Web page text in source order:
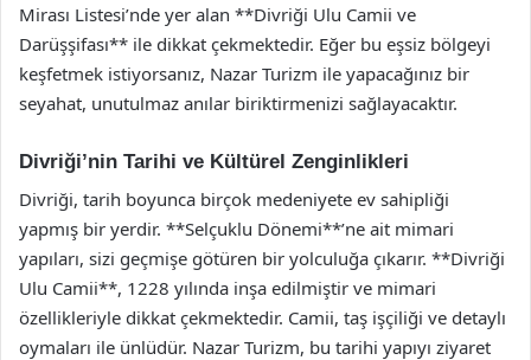
Mirası Listesi’nde yer alan **Divriği Ulu Camii ve
Darüşşifası** ile dikkat çekmektedir. Eğer bu eşsiz bölgeyi
keşfetmek istiyorsanız, Nazar Turizm ile yapacağınız bir
seyahat, unutulmaz anılar biriktirmenizi sağlayacaktır.
Divriği’nin Tarihi ve Kültürel Zenginlikleri
Divriği, tarih boyunca birçok medeniyete ev sahipliği
yapmış bir yerdir. **Selçuklu Dönemi**’ne ait mimari
yapıları, sizi geçmişe götüren bir yolculuğa çıkarır. **Divriği
Ulu Camii**, 1228 yılında inşa edilmiştir ve mimari
özellikleriyle dikkat çekmektedir. Camii, taş işçiliği ve detaylı
oymaları ile ünlüdür. Nazar Turizm, bu tarihi yapıyı ziyaret